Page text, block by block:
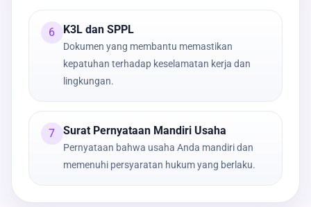
6 K3L dan SPPL
Dokumen yang membantu memastikan
kepatuhan terhadap keselamatan kerja dan
lingkungan.
7 Surat Pernyataan Mandiri Usaha
Pernyataan bahwa usaha Anda mandiri dan
memenuhi persyaratan hukum yang berlaku.